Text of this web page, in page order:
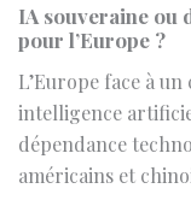
intelligence
dépendance
américains et
CFM
américain qui a